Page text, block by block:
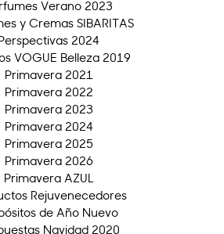
Verano 2023
y Cremas SIBARITAS
2024
VOGUE Belleza 2019
Primavera 2021
Primavera 2022
Primavera 2023
Primavera 2024
Primavera 2025
Primavera 2026
Primavera AZUL
Rejuvenecedores
de Año Nuevo
Navidad 2020